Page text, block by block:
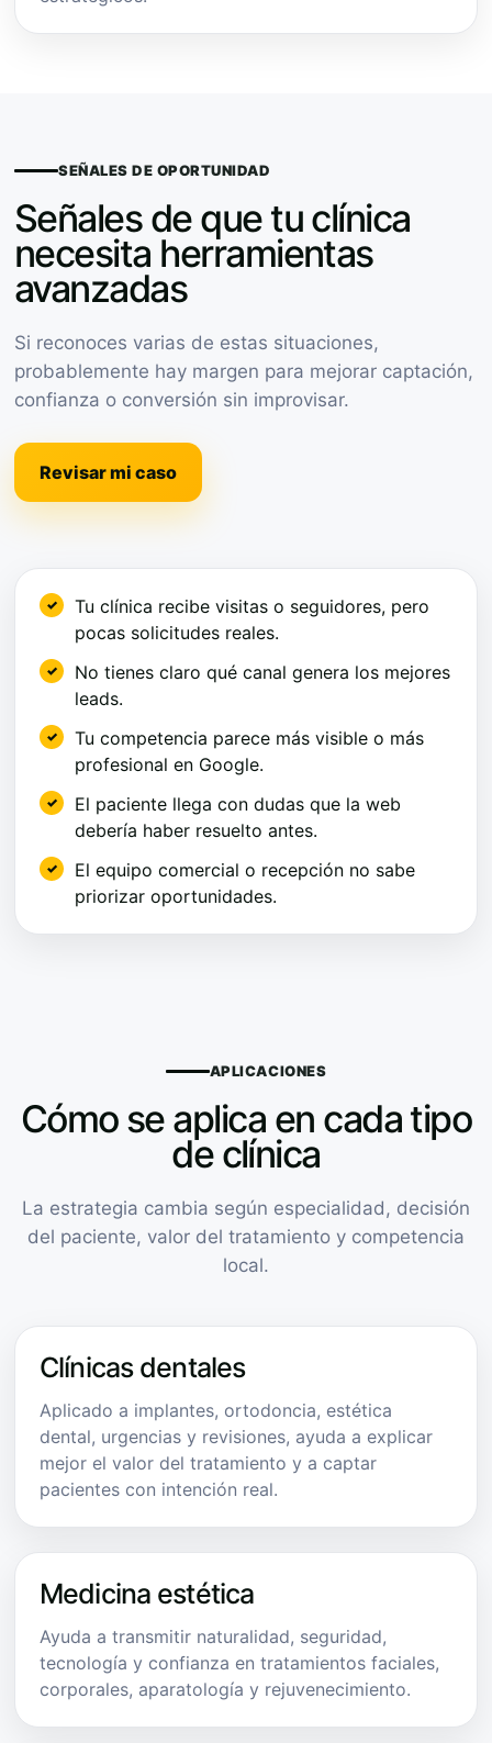
SEÑALES DE OPORTUNIDAD
Señales de que tu clínica
necesita herramientas
avanzadas
Si reconoces varias de estas situaciones,
probablemente hay margen para mejorar captación,
confianza o conversión sin improvisar.
Revisar mi caso
Tu clínica recibe visitas o seguidores, pero
pocas solicitudes reales.
No tienes claro qué canal genera los mejores
leads.
Tu competencia parece más visible o más
profesional en Google.
El paciente llega con dudas que la web
debería haber resuelto antes.
El equipo comercial o recepción no sabe
priorizar oportunidades.
APLICACIONES
Cómo se aplica en cada tipo
de clínica
La estrategia cambia según especialidad, decisión
del paciente, valor del tratamiento y competencia
local.
Clínicas dentales
Aplicado a implantes, ortodoncia, estética
dental, urgencias y revisiones, ayuda a explicar
mejor el valor del tratamiento y a captar
pacientes con intención real.
Medicina estética
Ayuda a transmitir naturalidad, seguridad,
tecnología y confianza en tratamientos faciales,
corporales, aparatología y rejuvenecimiento.